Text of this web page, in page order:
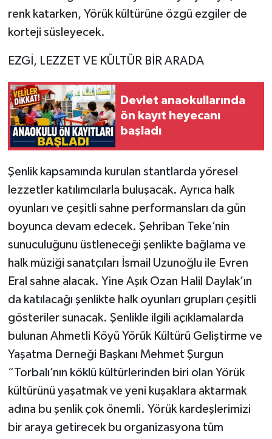
renk katarken, Yörük kültürüne özgü ezgiler de
korteji süsleyecek.
EZGİ, LEZZET VE KÜLTÜR BİR ARADA
Devlet anaokullarında
ön kayıt heyecanı
başladı
Şenlik kapsamında kurulan stantlarda yöresel
lezzetler katılımcılarla buluşacak. Ayrıca halk
oyunları ve çeşitli sahne performansları da gün
boyunca devam edecek. Şehriban Teke’nin
sunuculuğunu üstleneceği şenlikte bağlama ve
halk müziği sanatçıları İsmail Uzunoğlu ile Evren
Eral sahne alacak. Yine Aşık Ozan Halil Daylak’ın
da katılacağı şenlikte halk oyunları grupları çeşitli
gösteriler sunacak. Şenlikle ilgili açıklamalarda
bulunan Ahmetli Köyü Yörük Kültürü Geliştirme ve
Yaşatma Derneği Başkanı Mehmet Şurgun
“Torbalı’nın köklü kültürlerinden biri olan Yörük
kültürünü yaşatmak ve yeni kuşaklara aktarmak
adına bu şenlik çok önemli. Yörük kardeşlerimizi
bir araya getirecek bu organizasyona tüm